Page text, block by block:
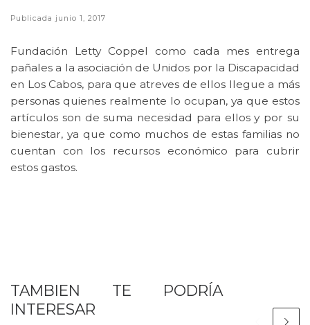
Publicada junio 1, 2017
Fundación Letty Coppel como cada mes entrega
pañales a la asociación de Unidos por la Discapacidad
en Los Cabos, para que atreves de ellos llegue a más
personas quienes realmente lo ocupan, ya que estos
artículos son de suma necesidad para ellos y por su
bienestar, ya que como muchos de estas familias no
cuentan con los recursos económico para cubrir
estos gastos.
TAMBIEN TE PODRÍA
INTERESAR